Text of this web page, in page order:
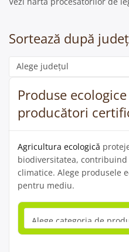
Sortează după
Categorie
Produse
producători
Agricultura ecologică
biodiversitatea,
climatice. Alege produsele
pentru mediu.